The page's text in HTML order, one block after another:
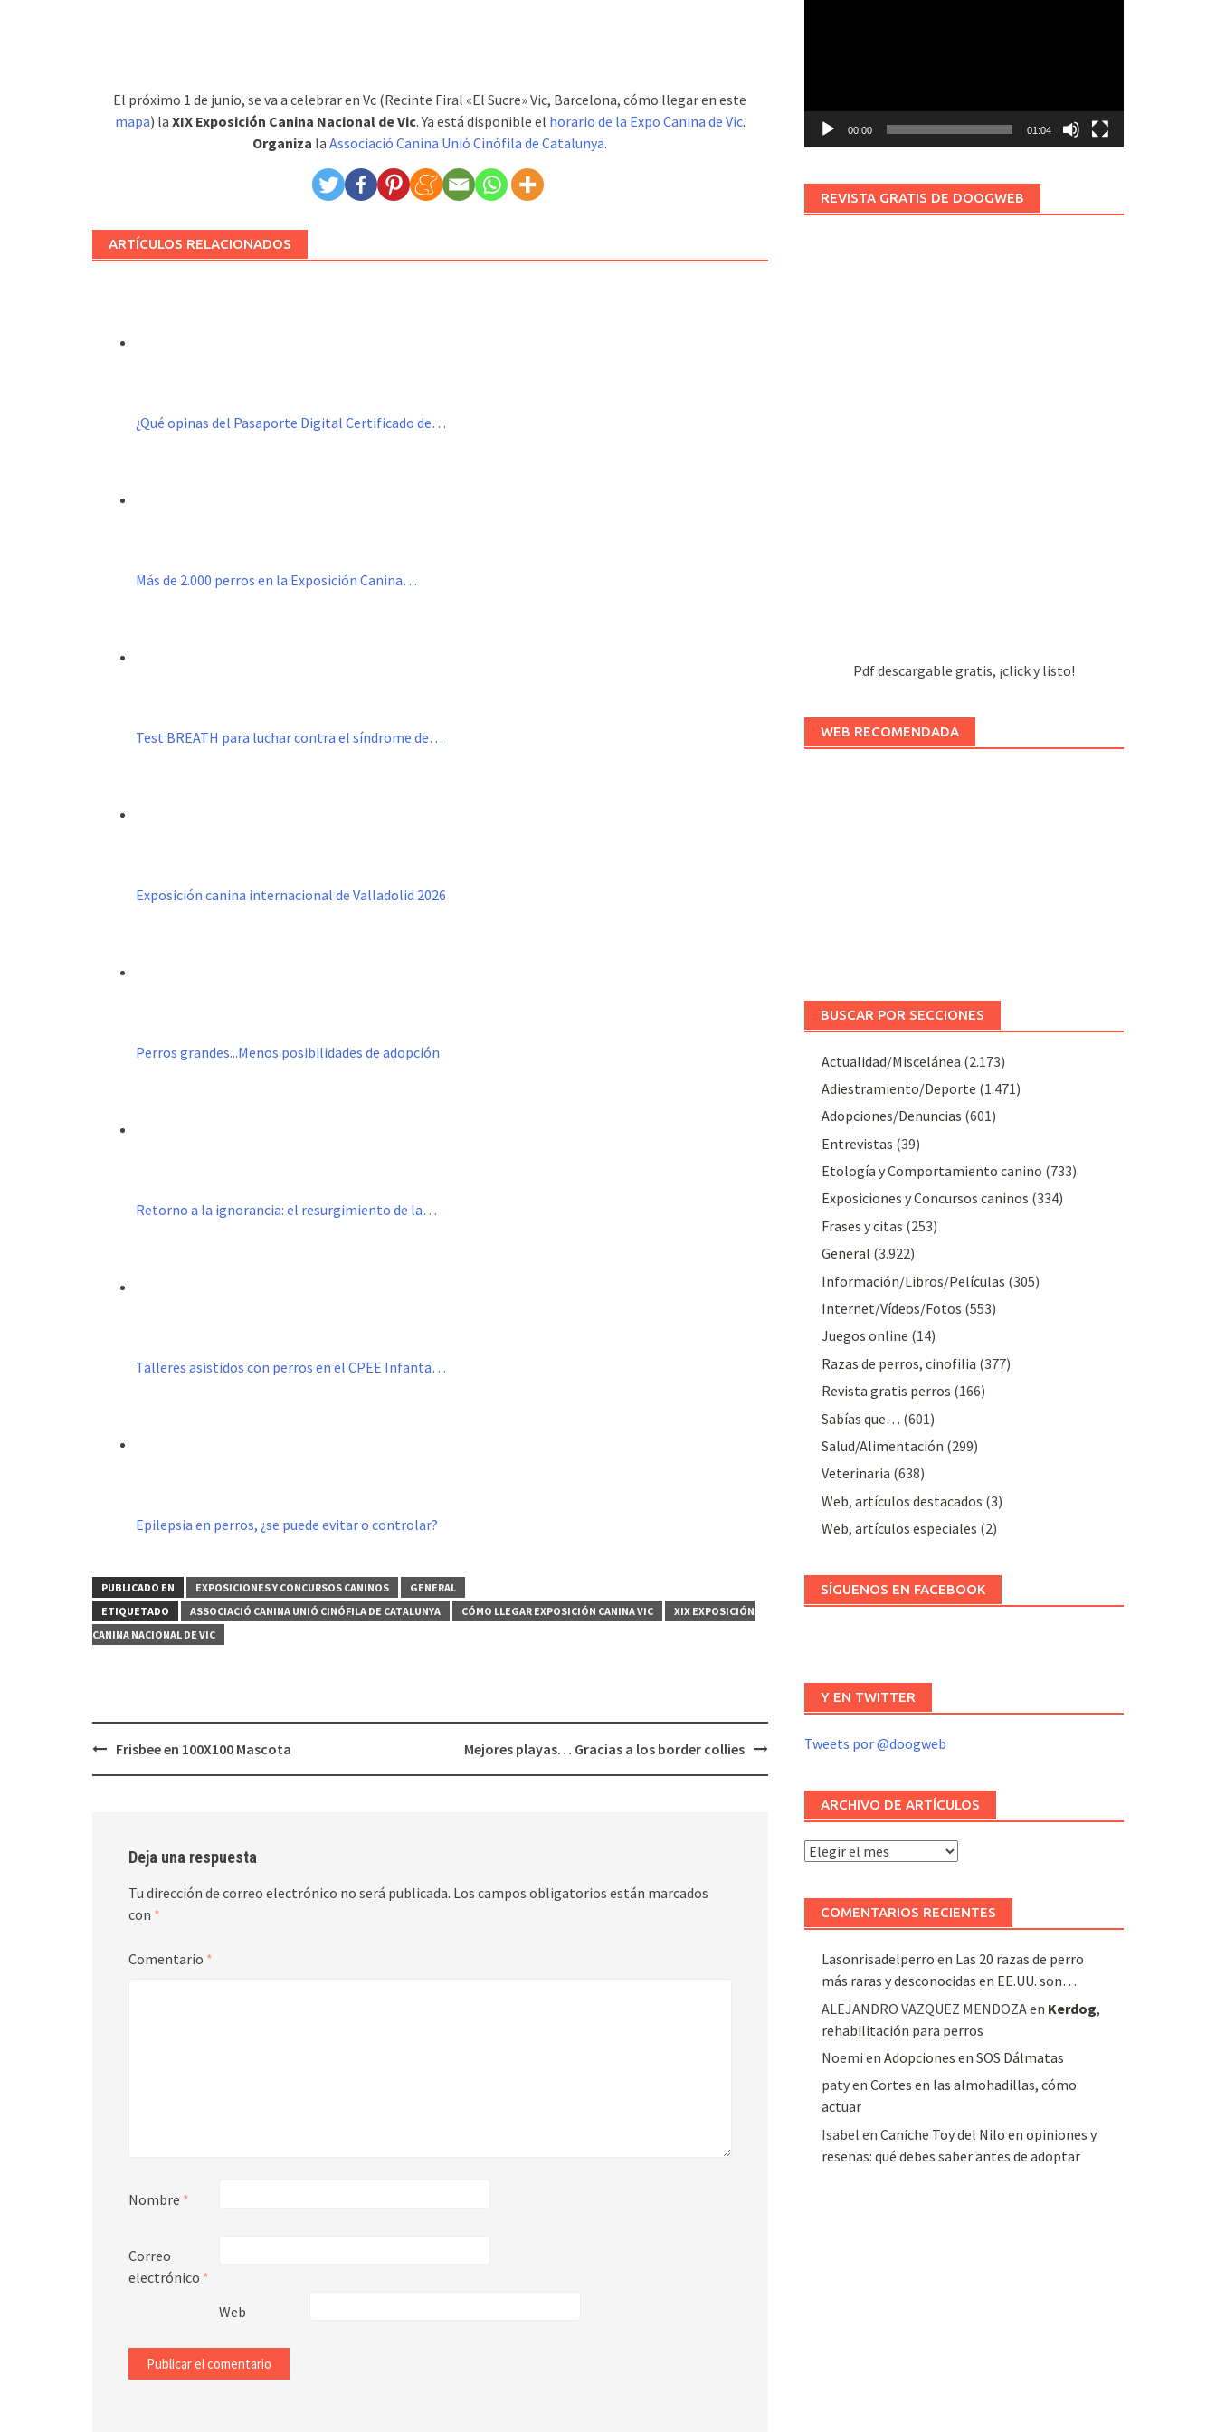
El próximo 1 de junio, se va a celebrar en Vc (Recinte Firal «El Sucre» Vic, Barcelona, cómo llegar en este
mapa) la XIX Exposición Canina Nacional de Vic. Ya está disponible el horario de la Expo Canina de Vic.
Organiza laAssociació Canina Unió Cinófila de Catalunya.
ARTÍCULOS RELACIONADOS
¿Qué opinas del Pasaporte Digital Certificado de…
Más de 2.000 perros en la Exposición Canina…
Test BREATH para luchar contra el síndrome de…
Exposición canina internacional de Valladolid 2026
Perros grandes...Menos posibilidades de adopción
Retorno a la ignorancia: el resurgimiento de la…
Talleres asistidos con perros en el CPEE Infanta…
Epilepsia en perros, ¿se puede evitar o controlar?
PUBLICADO EN EXPOSICIONES Y CONCURSOS CANINOS
GENERAL
ETIQUETADO
ASSOCIACIÓ CANINA UNIÓ CINÓFILA DE CATALUNYA CÓMO LLEGAR EXPOSICIÓN CANINA VIC
XIX EXPOSICIÓN
CANINA NACIONAL DE VIC
Navegación
de
Frisbee en 100X100 Mascota Mejores playas… Gracias a los border collies
Deja una respuesta
Tu dirección de correo electrónico no será publicada. Los campos obligatorios están marcados
con *
Comentario *
Nombre *
Correo
electrónico *
Web
00:00 01:04
REVISTA GRATIS DE DOOGWEB
Pdf descargable gratis, ¡click y listo!
WEB RECOMENDADA
BUSCAR POR SECCIONES
Actualidad/Miscelánea (2.173)
Adiestramiento/Deporte (1.471)
Adopciones/Denuncias (601)
Entrevistas (39)
Etología y Comportamiento canino (733)
Exposiciones y Concursos caninos (334)
Frases y citas (253)
General (3.922)
Información/Libros/Películas (305)
Internet/Vídeos/Fotos (553)
Juegos online (14)
Razas de perros, cinofilia (377)
Revista gratis perros (166)
Sabías que… (601)
Salud/Alimentación (299)
Veterinaria (638)
Web, artículos destacados (3)
Web, artículos especiales (2)
SÍGUENOS EN FACEBOOK
Y EN TWITTER
Tweets por @doogweb
ARCHIVO DE ARTÍCULOS
Archivo
artículos
COMENTARIOS RECIENTES
Lasonrisadelperro en Las 20 razas de perro
más raras y desconocidas en EE.UU. son…
ALEJANDRO VAZQUEZ MENDOZAen Kerdog,
rehabilitación para perros
Noemi en Adopciones en SOS Dálmatas
patyen Cortes en las almohadillas, cómo
actuar
Isabel en Caniche Toy del Nilo en opiniones y
reseñas: qué debes saber antes de adoptar